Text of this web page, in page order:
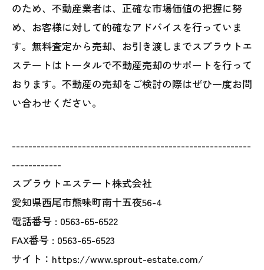
のため、不動産業者は、正確な市場価値の把握に努
め、お客様に対して的確なアドバイスを行っていま
す。無料査定から売却、お引き渡しまでスプラウトエ
ステートはトータルで不動産売却のサポートを行って
おります。不動産の売却をご検討の際はぜひ一度お問
い合わせください。
----------------------------------------------------------
------------
スプラウトエステート株式会社
愛知県西尾市熊味町南十五夜56-4
電話番号 : 0563-65-6522
FAX番号 : 0563-65-6523
サイト：https://www.sprout-estate.com/